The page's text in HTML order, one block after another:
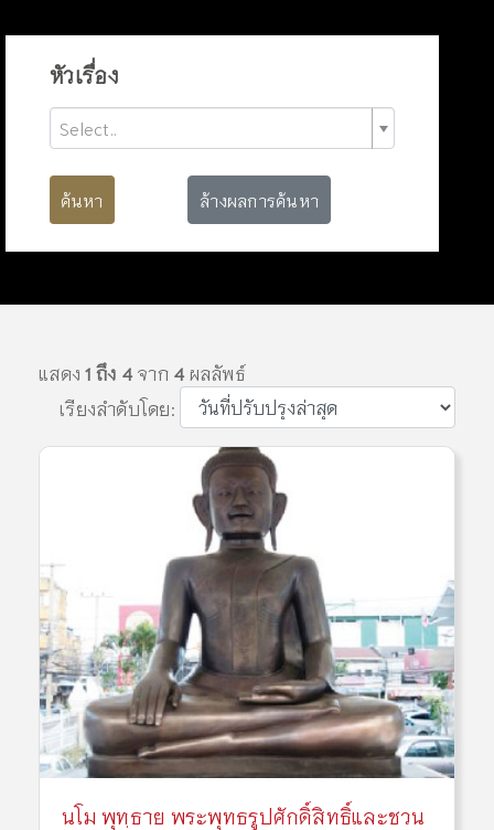
หัวเรื่อง
Select..
ค้นหา ล้างผลการค้นหา
แสดง1 ถึง 4จาก 4 ผลลัพธ์
เรียงลำดับโดย:
นโม พุทฺธาย พระพุทธรูปศักดิ์สิทธิ์และชวน